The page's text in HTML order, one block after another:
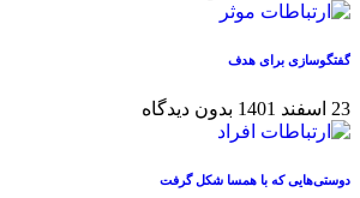
گفتگوسازی برای هدف
23 اسفند 1401 بدون دیدگاه
دوستی‌هایی که با همسا شکل گرفت